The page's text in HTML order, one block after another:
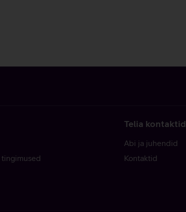
Telia kontaktid
Abi ja juhendid
Kontaktid